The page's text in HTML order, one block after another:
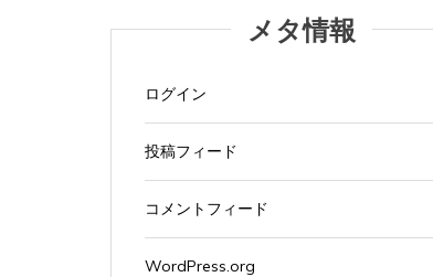
メタ情報
ログイン
投稿フィード
コメントフィード
WordPress.org